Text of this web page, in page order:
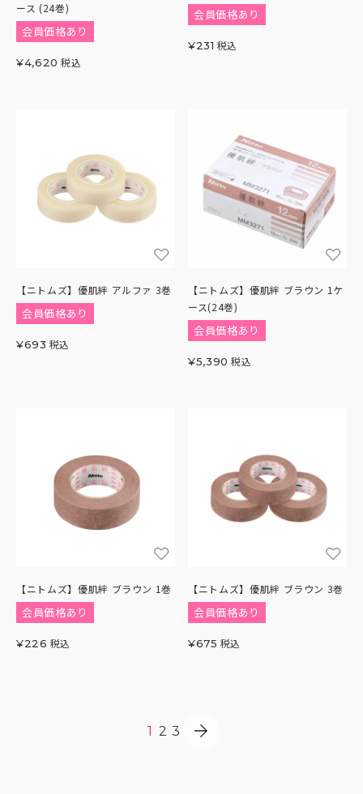
ース (24巻)
会員価格あり
¥4,620 税込
会員価格あり
¥231 税込
【ニトムズ】優肌絆 アルファ 3巻
会員価格あり
¥693 税込
【ニトムズ】優肌絆 ブラウン 1ケ
ース(24巻)
会員価格あり
¥5,390 税込
【ニトムズ】優肌絆 ブラウン 1巻
会員価格あり
¥226 税込
【ニトムズ】優肌絆 ブラウン 3巻
会員価格あり
¥675 税込
1 2 3